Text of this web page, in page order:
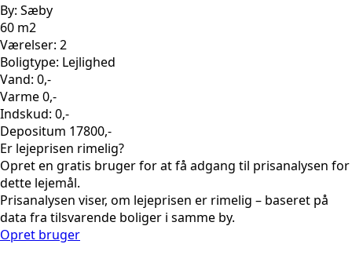
By: Sæby
60 m2
Værelser: 2
Boligtype: Lejlighed
Vand: 0,-
Varme 0,-
Indskud: 0,-
Depositum 17800,-
Er lejeprisen rimelig?
Opret en gratis bruger for at få adgang til prisanalysen for
dette lejemål.
Prisanalysen viser, om lejeprisen er rimelig – baseret på
data fra tilsvarende boliger i samme by.
Opret bruger